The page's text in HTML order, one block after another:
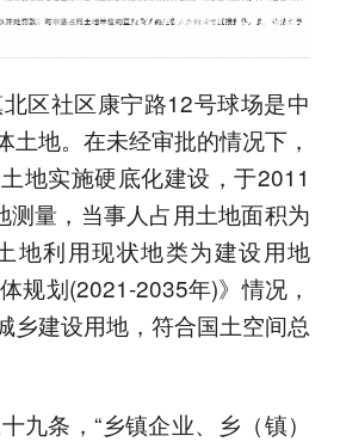
区社区康宁路12号球场是中
地。在未经审批的情况下，
地实施硬底化建设，于2011
量，当事人占用土地面积为
地利用现状地类为建设用地
规划(2021-2035年)》情况，
乡建设用地，符合国土空间总
九条，“乡镇企业、乡（镇）